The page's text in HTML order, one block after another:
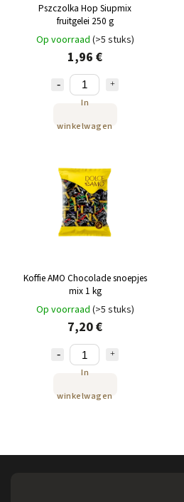
Pszczolka Hop Siupmix
fruitgelei 250 g
Op voorraad (>5 stuks)
1,96 €
In
winkelwagen
Koffie AMO Chocolade snoepjes
mix 1 kg
Op voorraad (>5 stuks)
7,20 €
In
winkelwagen